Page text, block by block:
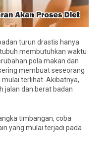
turun drastis hanya
membutuhkan waktu
pola makan dan
membuat seseorang
terlihat. Akibatnya,
jalan dan berat badan
timbangan, coba
yang mulai terjadi pada